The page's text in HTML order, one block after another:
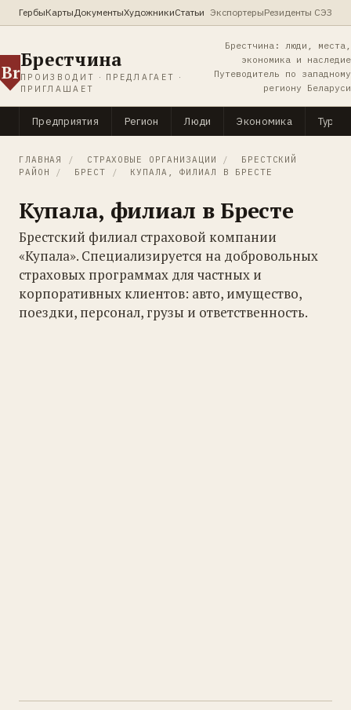
ГербыКартыДокументыХудожникиСтатьи ЭкспортерыРезиденты СЭЗ
Br
Брестчина
ПРОИЗВОДИТ · ПРЕДЛАГАЕТ ·
ПРИГЛАШАЕТ
Брестчина: люди, места,
экономика и наследие
Путеводитель по западному
региону Беларуси
Предприятия Регион Люди Экономика
ГЛАВНАЯ / СТРАХОВЫЕ ОРГАНИЗАЦИИ /
БРЕСТСКИЙ
РАЙОН
/ БРЕСТ / КУПАЛА, ФИЛИАЛ В БРЕСТЕ
Купала, филиал в Бресте
Брестский филиал страховой компании
«Купала». Специализируется на добровольных
страховых программах для частных и
корпоративных клиентов: авто, имущество,
поездки, персонал, грузы и ответственность.